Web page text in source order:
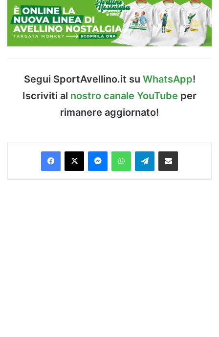
Segui SportAvellino.it su WhatsApp!
Iscriviti al nostro canale YouTube per
rimanere aggiornato!
Facebook
X MessengerWhatsAppTelegramCondividi via Email